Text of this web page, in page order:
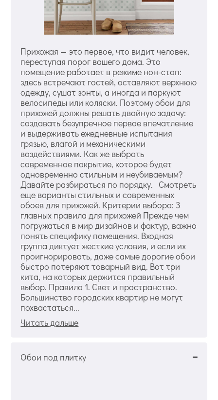
Прихожая — это первое, что видит человек,
переступая порог вашего дома. Это
помещение работает в режиме нон-стоп:
здесь встречают гостей, оставляют верхнюю
одежду, сушат зонты, а иногда и паркуют
велосипеды или коляски. Поэтому обои для
прихожей должны решать двойную задачу:
создавать безупречное первое впечатление
и выдерживать ежедневные испытания
грязью, влагой и механическими
воздействиями. Как же выбрать
современное покрытие, которое будет
одновременно стильным и неубиваемым?
Давайте разбираться по порядку. Смотреть
еще варианты стильных и современных
обоев для прихожей. Критерии выбора: 3
главных правила для прихожей Прежде чем
погружаться в мир дизайнов и фактур, важно
понять специфику помещения. Входная
группа диктует жесткие условия, и если их
проигнорировать, даже самые дорогие обои
быстро потеряют товарный вид. Вот три
кита, на которых держится правильный
выбор. Правило 1. Свет и пространство.
Большинство городских квартир не могут
похвастаться...
Читать дальше
Обои под плитку